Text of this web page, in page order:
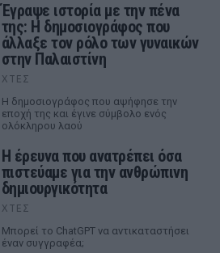
Έγραψε ιστορία με την πένα
της: Η δημοσιογράφος που
άλλαξε τον ρόλο των γυναικών
στην Παλαιστίνη
ΧΤΕΣ
Η δημοσιογράφος που αψήφησε την
εποχή της και έγινε σύμβολο ενός
ολόκληρου λαού
Η έρευνα που ανατρέπει όσα
πιστεύαμε για την ανθρώπινη
δημιουργικότητα
ΧΤΕΣ
Mπορεί το ChatGPT να αντικαταστήσει
έναν συγγραφέα;